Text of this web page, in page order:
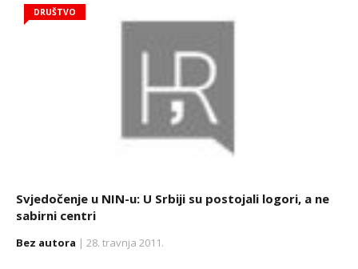
DRUŠTVO
Svjedočenje u NIN-u: U Srbiji su postojali logori, a ne
sabirni centri
Bez autora | 28. travnja 2011.